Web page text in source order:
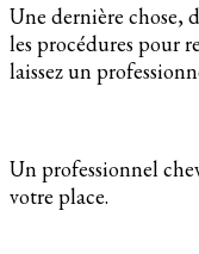
Une dernière chose,
les procédures pour
laissez un
Un professionnel
votre place.